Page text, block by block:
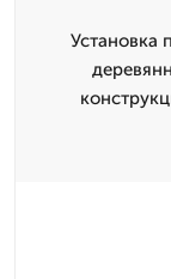
Установка